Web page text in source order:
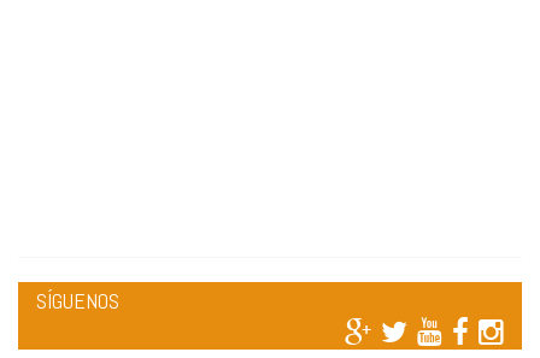
SÍGUENOS